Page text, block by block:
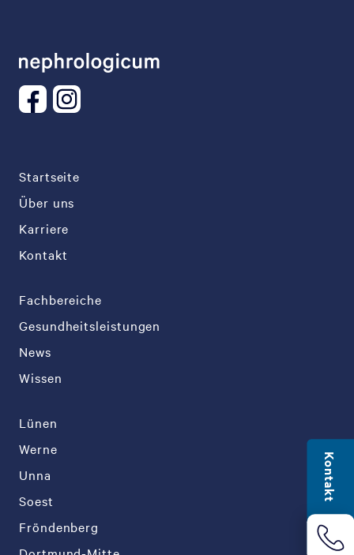
Startseite
Über uns
Karriere
Kontakt
Fachbereiche
Gesundheitsleistungen
News
Wissen
Lünen
Werne
Unna
Soest
Fröndenberg
Kontakt